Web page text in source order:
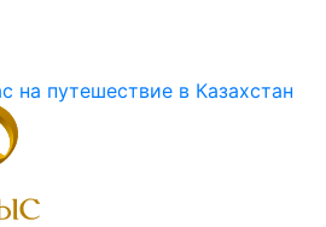
на путешествие в Казахстан